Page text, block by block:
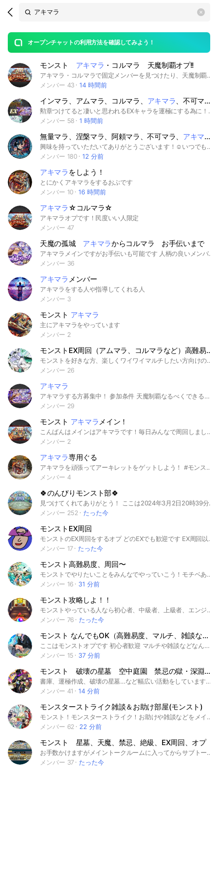
Search
OpenChats
messages
search
area
オープンチャットの利用方法を確認してみよう！
open
モンスト アキマラ ・コルマラ 天魔制覇オプ!!
アキマラ・コルマラで固定メンバーを見つけたり、天魔制覇など、お手伝いを目的としてやってもらっても構いません！ちょっとした雑談もOK！誰でも気軽に入ってね！ #モンスト #モンスターストライク #アキマラ #天魔 #試練 #空中庭園 #モンストお手伝い #雑談
メンバー 43
14 時間前
インマラ、アムマラ、コルマラ、 アキマラ、不可マラ専用オプチャ
勲章つけてると凄いと思われるEXキャラを運極にする為に！ みんなで楽しみながら周回しましょう。 出来るだけ自由にマラソンできる環境にしていきます。 ただしつこい誘いは嫌な人多いと思うので断られたらキッパリ他の人に切り替えましょう。 takerではなくgiverになりましょう。 またここはiPhoneのアクセに寛容なオプチャである為、アクセで周回する又はアクセ使用者と周回するのに抵抗がある方は入るのを勧めません。ご了承下さい。 参加の際は名前の後ろにこのオプチャにきた目的（マラソン名、軸名）を記載してください。 #不可マラ #アキマラ #コルマラ #アムマラ #インマラ
メンバー 58
1 時間前
無量マラ、涅槃マラ、阿頼マラ、不可マラ、 アキマラ
興味を持っていただいてありがとうございます！☺️いつでもメンバー集め中です〜！ ここでは禁忌開催期間に無量大数、涅槃寂静、阿頼耶、不可思議をガンガン狩っていきます！周回初心者も周回上級者もみんな集まれ！運極まで突っ走ろう！結構ゆる〜い雰囲気でやってます！ 禁忌開催外でもアーキレットマラソン、コルティーナマラソンも出来るのでやる事は尽きません！ 抜けたくなったら自分のタイミングでどうぞ！抜ける時は挨拶してくれたら嬉しいけど何も言わずに抜けても…平気です #禁忌EX #禁忌の獄 #涅槃マラ #阿頼マラ #無量マラ #不可マラ #涅槃寂静 #阿頼耶 #無量大数 #不可思議 #マルチ #モンスターストライク #モンスト #初心者 #アキマラ #アーキレット #コルティーナ #コルマラ
メンバー 180
12 分前
アキマラ をしよう！
とにかくアキマラをするおぷです
メンバー 10
16 時間前
アキマラ☆コルマラ☆
アキマラオプです！民度いい人限定
メンバー 47
天魔の孤城 アキマラからコルマラ お手伝いまで
アキマラメインですがお手伝いも可能です 人柄の良いメンバーが集まってますので気軽に顔出してくださいね♪ ルール等はありません常識の範疇なら楽しくワイワイやりましょ〜！ 若い世代からおっさんまで！！！ 幅広い年代に愛されたオプです‼️
メンバー 36
アキマラ メンバー
アキマラをする人や指導してくれる人
メンバー 3
モンスト アキマラ
主にアキマラをやっています
メンバー 2
モンストEX周回（アムマラ、コルマラなど）高難易度攻略（破界の星墓、天魔の孤城、黎絶など）
モンストを好きな方、楽しくワイワイマルチしたい方向けの周回オプチャです。#モンスト #コルマラ #アキマラ #不可マラ #黎絶 #轟絶 #天魔の孤城 #禁忌の獄 #未開の砂宮 #キャリー#お手伝い
メンバー 26
アキマラ
アキマラする方募集中！ 参加条件 天魔制覇なるべくできる方！ あとアキマラ適正いる方🙋 メンバーはその時によって増やしたり考えています😎 #モンスト #アキマラ #アーキレット
メンバー 29
モンスト アキマラメイン！
こんばんはメインはアキマラです！毎日みんなで周回しましょう！天魔来てない時は書庫とかやりましょう！
メンバー 2
アキマラ専用ぐる
アキマラを頑張ってアーキレットをゲットしよう！ #モンスト #アーキレット #アキマラ #天魔の孤城
メンバー 4
🍀のんびりモンスト部🍀
見つけてくれてありがとう！ ここは2024年3月2日20時39分に誕生しました！ 200人突破！！ ------------------------------------- ①ここはモンストに関する全てのことをのんびり楽しむオープンチャットとなっています！雑談も出来ます！新規さんもガッツリ喋っていいです！ ②主はエンジョイ勢ですがここは高難易度を攻略する猛者もたくさんいるのでキャリーもできます！ ③全員が仲良くいれるオープンチャットを目指しています！なので常識がない人は来ないでください！ ④みんなに話してほしいので副官少なめです！ ⑤モンストの名前と同じ名前で入ってきてください！アイコンは初期のもの以外でお願いします！ ------------------------------------- ハッシュタグ欄 #モンスト #モンスターストライク #モンストコラボ #コラボ #初心者 #中級者 #上級者 #マルチ #ソロ #フレンド #ランク #ランク上げ # #ノーマルクエスト #ノマクエ#ノマクエ周回 #書庫 #書庫周回 #オーブ #オーブチケット #オーブ稼ぎ #絆 #絆周回 #ガチャ #ガシャ #覇者 #覇者の塔 #覇者の塔シーズンズ #禁忌 #禁忌の獄 #禁忌の獄深淵 #禁忌ex #刹マラ #那由マラ #無量マラ #涅槃マラ #阿頼マラ #不可マラ #天魔 #天魔の孤城 #天魔の孤城試練1.2.3.4.5.6.7.8.9.10の間 #天魔の孤城空中庭園 #天魔の孤城空中庭園 #天魔ex #アキマラ #コルマラ #キャリー #キャラ貸し #お助け #周回 #運極 #運極作り #モンストニュース ラキモン周回 #守護獣周回 #紋章 #紋章上げ #ミッション #ラッキーリザルト #ラッキー発動 #コイン周回#進化前 #進化 #神化 #獣神化前 #獣神化 #獣神化前 #獣神化改 #真獣神化前 #真獣神化 #厳選 #極 #究極 #超究極 #コラボ超究極 #追加超究極 #超絶 #爆絶 #轟絶 #黎絶 #モンスポット #高難易度 #英雄の神殿 #レベルの書 #戦型の書 #コネクトの書 #新イベント #スクランブルユニバース #新春 #リンネ #破界の星墓 #星墓 #チョイスガチャ
メンバー 252
たった今
モンストEX周回
モンストのEX周回をするオプ どのEXでも歓迎です EX周回以外も歓迎 轟絶、書庫など 主はクソ雑魚うんちっち アイコンはフレが描いたアーキレット #モンスト#コルマラ#EXマラソン#アキマラ#不可マラ#アムマラ#インマラ#禁忌EX
メンバー 17
たった今
モンスト高難易度、周回〜
モンストでやりたいことをみんなでやっていこう！モチベあるけどやる人がいないって方におすすめのオプチャです！高難易度も周回系もやっていくつもりなので初心者もガチ勢も大歓迎。 即抜けする人は通報するので、する可能性がある方は入らないで大丈夫です。最後に1言 楽しもう！ #モンスト#天魔の孤城#禁忌の獄#破界の星墓#メダル稼ぎ#神殿#運極#雑談#アムマラ#インマラ#アキマラ#コルマラ#不可マラ#絆#お助け#神獣の聖域#転界の遺跡#黎絶
メンバー 16
31 分前
モンスト攻略しよ！！
モンストやっている人なら初心者、中級者、上級者、エンジョイ勢など！！誰でも参加おっけーです！！気軽に来てください！手伝って欲しい！って方たちは言えば手伝います！入ってきてほしいです！よろしくおねがいします。 #モンスターストライク #モンスト #雑談 #話し合い #モンストニュース #運極 #コラボ #コラボ予想 #初心者 #中級者 #上級者 #マルチ #お助け #キャリー #キャラ貸し #ランク #ランク上げ #絆 #神殿 #守護獣 #紋章 #周回 #書庫 #ノマクエ #覇者の塔 #禁忌の獄 #深淵 #未開の大地 #未開の砂丘 #超絶トーナメント #天魔の孤城 #試練 #空中庭園 #破壊の星墓 #禁忌EX #天魔EX #星墓EX #刹マラ #那由マラ #無量マラ #涅槃マラ #阿頼マラ #不可マラ #アキマラ #コルマラ #アキマラ #コルマラ #アムマラ #コイン #オーブ #ラキリザ #新春 #ガチャ禁 #ガチャ #無課金 #課金 #轟絶 #黎絶 #ラキモン
メンバー 76
たった今
モンスト なんでもOK（高難易度、マルチ、雑談など）
ここはモンストオプです 初心者歓迎 マルチや雑談などなんでもOKです もちろん別ゲーの話もOKです ゲームの話じゃなくてもOKです #モンスト #モンスターストライク #モンストコラボ #高難易度 #天魔の孤城 #破界の星墓 #アムマラ #インマラ #アキマラ #コルマラ #転界の遺跡 #禁忌の獄 #禁忌の獄 〜深淵〜 #絶級トーナメント #未開の大地 #未開の砂丘 #覇者の塔 #追憶の書庫 #ノーマルクエスト #英雄の神殿 #守護獣 #閃きの遊技場 #歴戦の跡地 #神獣の聖域 #訓練場 #轟絶 #黎絶 #コラボ #周回 #雑談 #阿頼マラ #不可マラ #那由マラ #無量マラ #天魔EX、 #守護、絆のカケラ #ランク、ランク上げ #オーブ、無課金、課金 #運極 #超究極、追加超究極 #絆 #初心者、中級者、上級者 #初心者歓迎 #お助け #ラキモン キャリー キャラ貸し マサムネエルリンネ DNA
メンバー 15
37 分前
モンスト 破壊の星墓 空中庭園 禁忌の獄・深淵 天魔の孤城・空中庭園 マルチ お助け 運極作成 絆
書庫、運極作成、破壊の星墓…など幅広い活動をしています！ 管理人の生活の関係で入室申請を通すのが遅れる場合がありますが、ご承知の上ご参加ください🙇 みなさん、モンストは好きですか？ 本オプはスマホゲーム「モンスターストライク」通称「モンスト」の交流の場です！ 強い人も、そうでない人もお互いに助け合いながらみんなで上手くなることを目標に頑張りましょう！ #モンスト#モンスターストライク#破壊の星墓#空中庭園#庭園#試練#天魔#天魔の孤城#モンストマルチ#お助け#キャラ貸し#運極作成#運極作り#絆#超究極#キャリー#禁忌の獄#禁忌深淵#深淵#スマホゲーム#スマホ#RPG#わいわい#楽しい#マルチプレイ#初心者#上級者#中級者#悩み#不可マラ#アキマラ#コルマラ#アムマラ#阿頼マラ#刹マラ#不可思議#アーキレット#コルティーナ#アムネディア#雑談#優しい#交流#わいわい#わくわくの実#神殿#周回#マラソン#マラ#上級者#中級者#初心者#質問#攻略#EX#ガチ勢#0から
メンバー 41
14 分前
モンスターストライク雑談＆お助け部屋(モンスト)
モンスト！モンスターストライク！お助けや雑談などをメインにします！別ゲーやリアル雑談もありです！ 🟥主なルール🟥 👇 ・乞食禁止 ・暴言,下ネタ禁止 ・宣伝禁止 #モンスト #モンスターストライク #モンストニュース #天魔 #天魔の孤城 #キャリー #キャラ貸し #モンストマルチ #ゲーム #アキマラ #アーキレット #制覇 #お手伝い #星墓 #破壊の星墓 #チョイスガチャ #マルチガチャ #コイン #遊戯王 #もんすと #もんすたーすとらいく #コラボ #こらぼ #運極 #モンストの日 #ガンダム #ユニコーン #ジークアックス #超究極 #DNA #大規模 #最大 #初心者 #初心者歓迎 #コイン #オラコイン #守護獣 #絆のカケラ #超究極 #マルチ募集 #XFLAG #エックスフラッグ #フラパ #秘海 #秘海の冒険船 #妖怪ウォッチぷにぷに #ぷにぷに #妖怪ウォッチ #雑談 #お助け #マルチ #ドラえもん #エヴァ #エヴァンゲリオン #エヴァ #幽遊白書 #スプラ #にゃんこ #にゃんこ大戦争 #ブロスタ #ツムツム #プロスピ #ファンパレ #バウンティ #ドッカン #プロセカ #ゲーム #ゲーセン #名探偵コナン #コナン #このすば #推しの子 #フリーレン #鬼滅の刃 #超電磁砲 #レールガン #ぼっちざろっく #転スラ #ジョジョ #五等分の花嫁 #まどマギ #怪獣八号 #呪術廻戦 #スパイファミリー #東京リベンジャーズ #東リべ #進撃の巨人 #かぐや様は告らせたい #かぐや様 #ワンピース #ヒロアカ #僕のヒーローアカデミア #ドラえもん #セーラームーン #Disney #ディズニー #MARVEL #マーベル #ウルトラマン #ルパン三世 #銀魂 #チェンソーマン #2.5次元の誘惑 #ニャントス #おかえりキャンペーン #おかえり #リゼロ #Reゼロから始まる異世界生活 #雑談部屋 #新年 #サンデー
メンバー 62
22 分前
モンスト 星墓、天魔、禁忌、絶級、EX周回、オプ
お手数かけますがメイントークルームに入ってからサブトークルームに入っていただけると幸いです #天魔#試練#庭園 #星墓#破界の星墓 #禁忌#禁忌深淵 #EX周回 #涅槃マラ#涅槃寂静 #阿頼マラ#阿頼耶 #那由マラ#那由多 #刹マラ#刹那 #無量マラ#無量大数 #不可マラ#不可思議 #アキマラ#アーキレット #コルマラ#コルティーナ #紋章上げ#書庫#周回
メンバー 37
たった今